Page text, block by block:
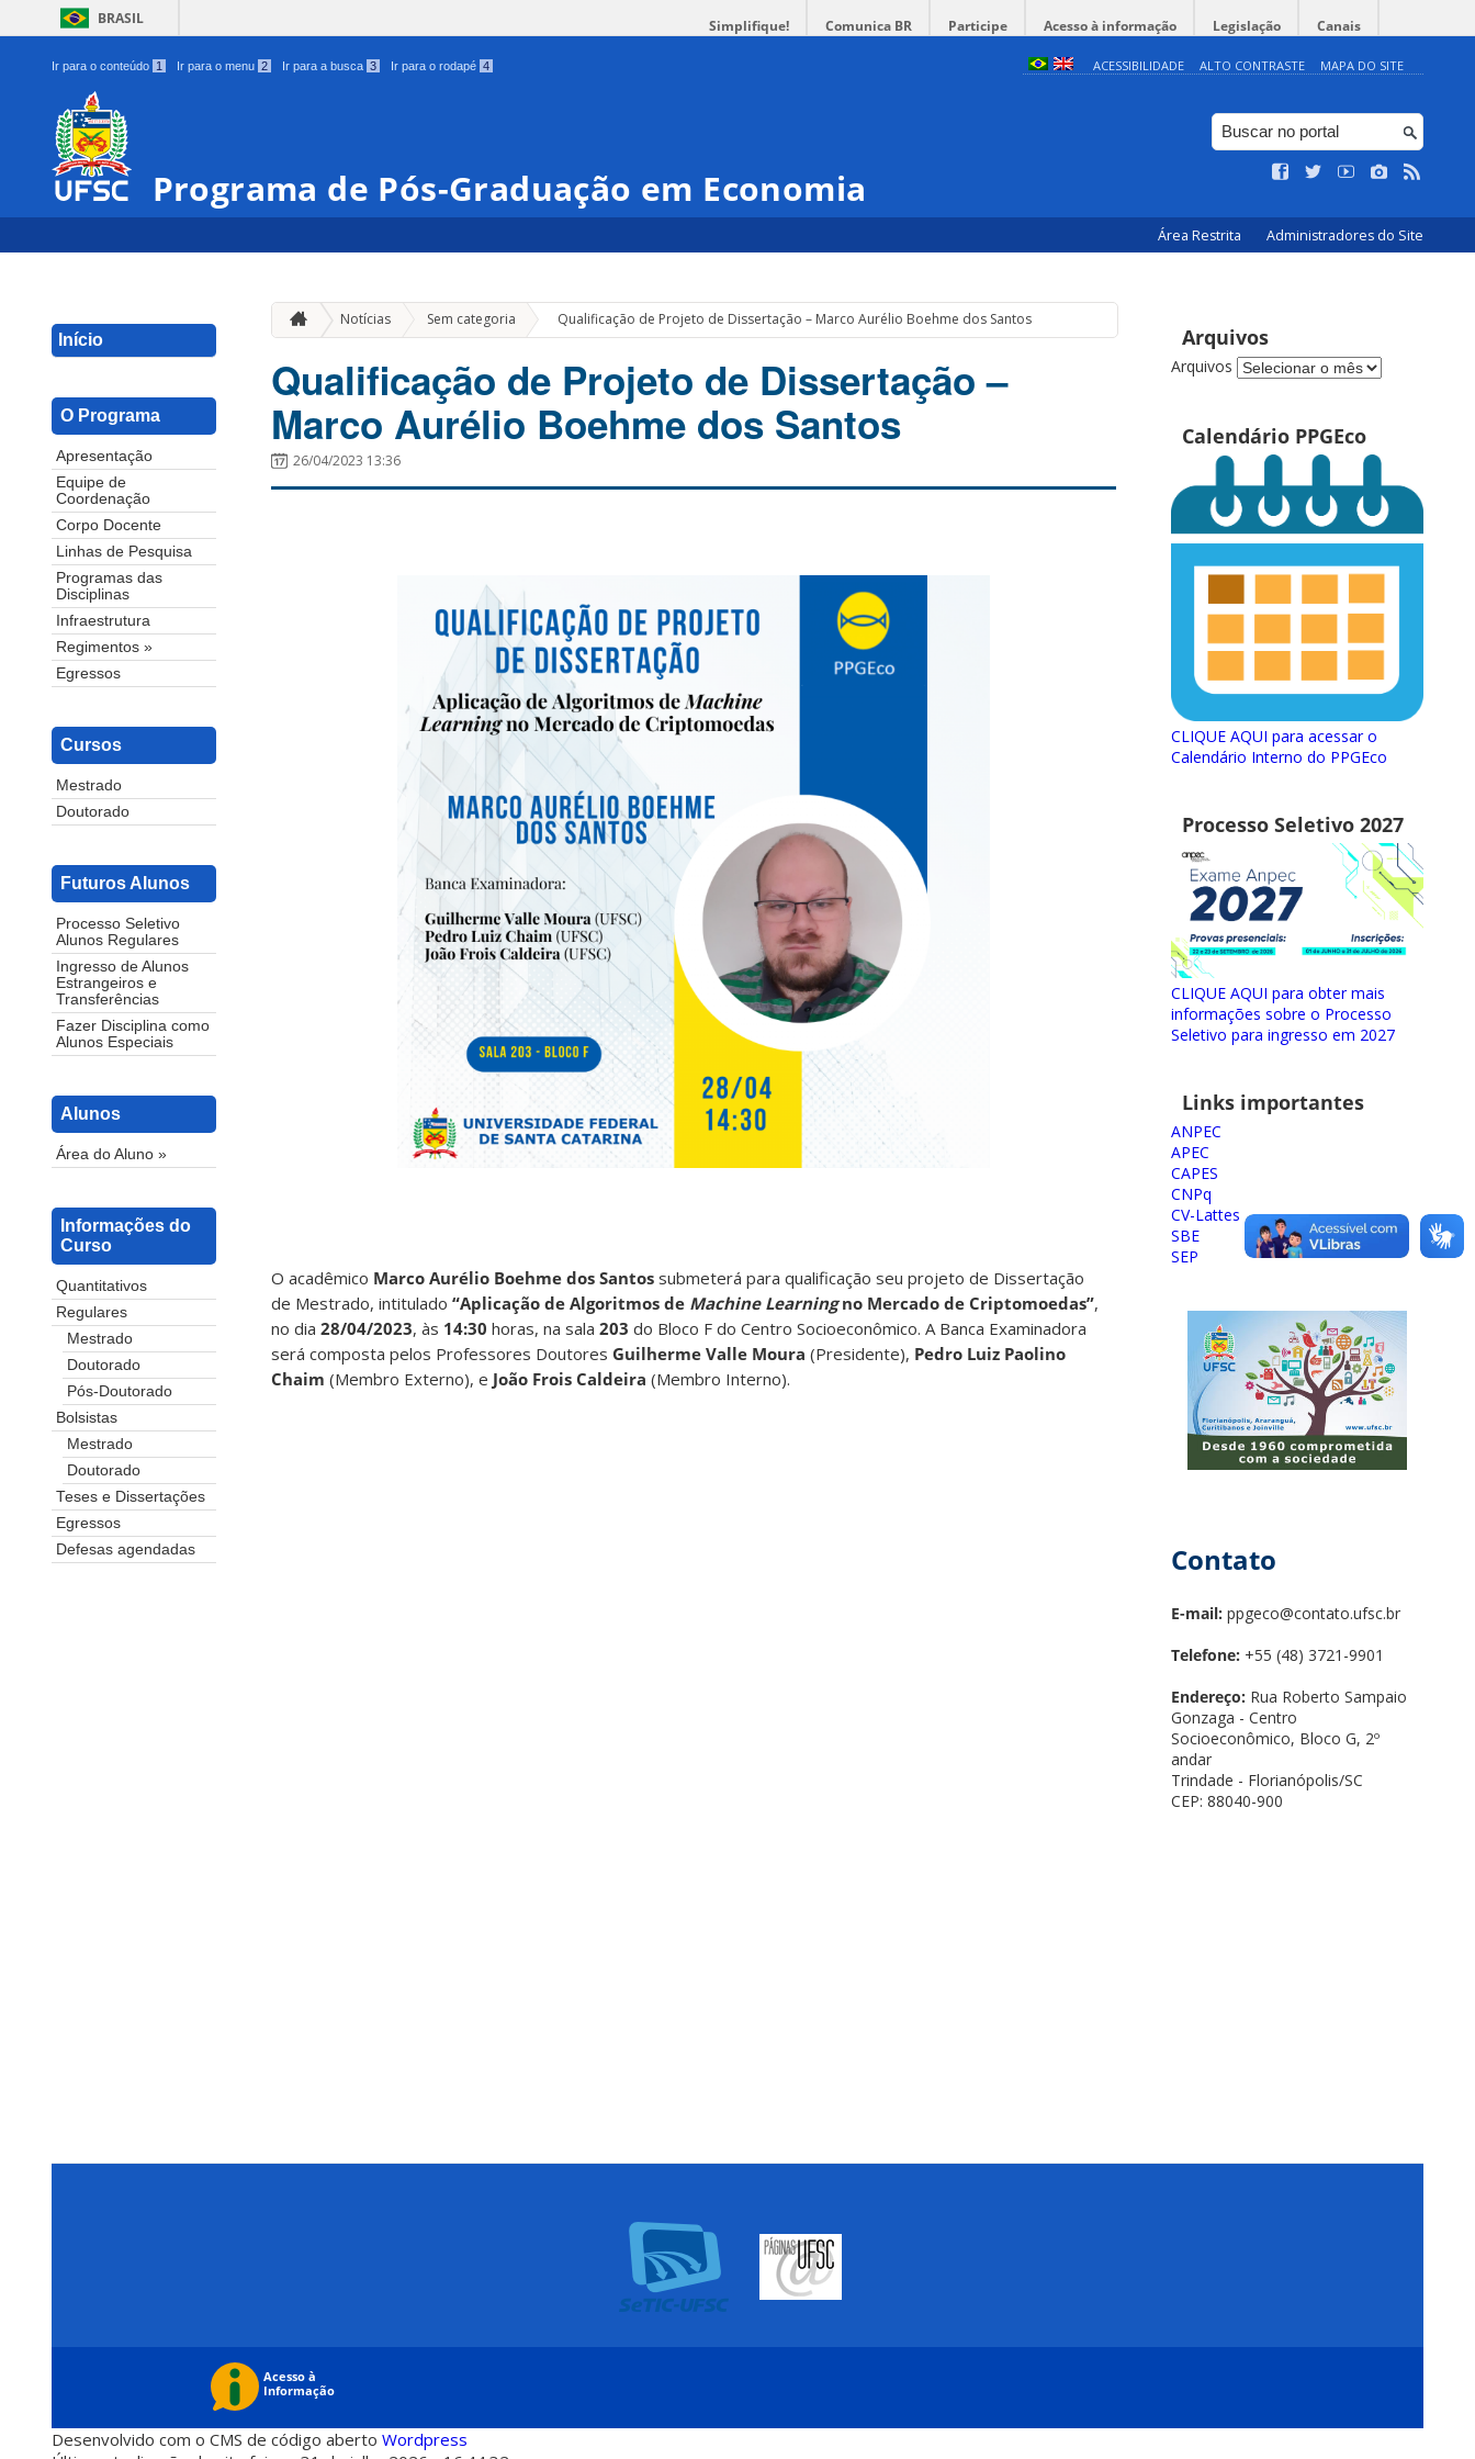
BRASIL Simplifique! Comunica BR Participe Acesso à informação Legislação Canais
Ir para o conteúdo 1 Ir para o menu 2 Ir para a busca 3 Ir para o rodapé 4 ACESSIBILIDADE ALTO CONTRASTE MAPA DO SITE
Programa de Pós-Graduação em Economia
Área Restrita Administradores do Site
Início
O Programa
Apresentação
Equipe de
Coordenação
Corpo Docente
Linhas de Pesquisa
Programas das
Disciplinas
Infraestrutura
Regimentos »
Egressos
Cursos
Mestrado
Doutorado
Futuros Alunos
Processo Seletivo
Alunos Regulares
Ingresso de Alunos
Estrangeiros e
Transferências
Fazer Disciplina como
Alunos Especiais
Alunos
Área do Aluno »
Informações do
Curso
Quantitativos
Regulares
Mestrado
Doutorado
Pós-Doutorado
Bolsistas
Mestrado
Doutorado
Teses e Dissertações
Egressos
Defesas agendadas
Notícias Sem categoria » Qualificação de Projeto de Dissertação – Marco Aurélio Boehme dos Santos
Qualificação de Projeto de Dissertação –
Marco Aurélio Boehme dos Santos
26/04/2023 13:36
O acadêmico Marco Aurélio Boehme dos Santos submeterá para qualificação seu projeto de Dissertação
de Mestrado, intitulado “Aplicação de Algoritmos de Machine Learningno Mercado de Criptomoedas”,
no dia 28/04/2023, às 14:30 horas, na sala 203 do Bloco F do Centro Socioeconômico. A Banca Examinadora
será composta pelos Professores Doutores Guilherme Valle Moura (Presidente), Pedro Luiz Paolino
Chaim (Membro Externo), e João Frois Caldeira (Membro Interno).
Arquivos
Arquivos
Calendário PPGEco
CLIQUE AQUI para acessar o
Calendário Interno do PPGEco
Processo Seletivo 2027
CLIQUE AQUI para obter mais
informações sobre o Processo
Seletivo para ingresso em 2027
Links importantes
ANPEC
APEC
CAPES
CNPq
CV-Lattes
SBE
SEP
Contato
E-mail: ppgeco@contato.ufsc.br
Telefone: +55 (48) 3721-9901
Endereço: Rua Roberto Sampaio
Gonzaga - Centro
Socioeconômico, Bloco G, 2º
andar
Trindade - Florianópolis/SC
CEP: 88040-900
Desenvolvido com o CMS de código aberto Wordpress